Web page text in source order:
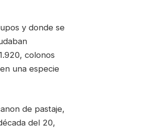
y donde se
colonos
una especie
de pastaje,
del 20,